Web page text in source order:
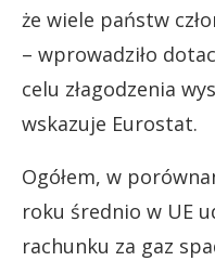
że wiele państw
– wprowadziło
celu złagodzenia
wskazuje Eurostat.
Ogółem, w
roku średnio w UE
rachunku za gaz